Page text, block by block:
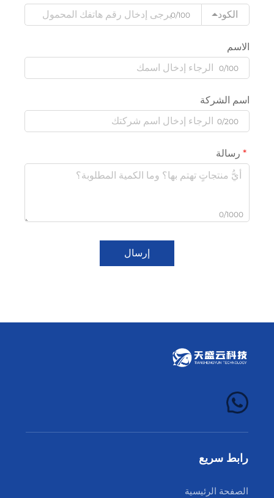
الكود
0/100
الاسم
0/100
اسم الشركة
0/200
رسالة
0/1000
إرسال
رابط سريع
الصفحة الرئيسية